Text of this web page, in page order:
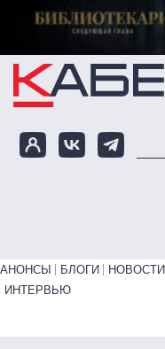
Перейти к основному
Primary links bottom
АНОНСЫ БЛОГИ НОВОСТИ
ИНТЕРВЬЮ